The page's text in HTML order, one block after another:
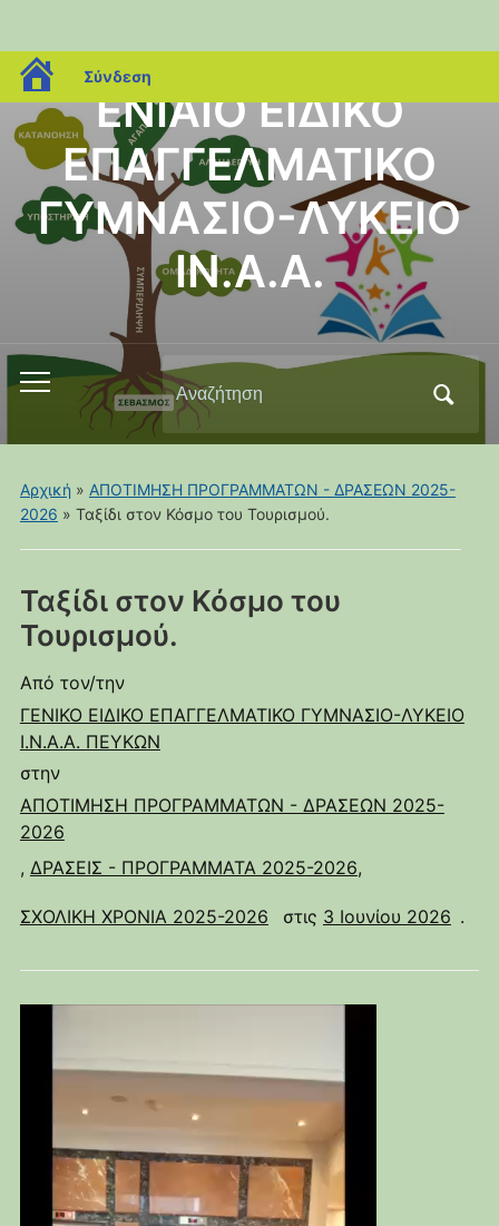
blogs.sch.gr
Σύνδεση
ΕΝΙΑΙΟ ΕΙΔΙΚΟ
ΕΠΑΓΓΕΛΜΑΤΙΚΟ
ΓΥΜΝΑΣΙΟ-ΛΥΚΕΙΟ
ΙΝ.Α.Α.
Εναλλαγή
μενού
για
κινητά
Αναζήτηση
για:
Αρχική » ΑΠΟΤΙΜΗΣΗ ΠΡΟΓΡΑΜΜΑΤΩΝ - ΔΡΑΣΕΩΝ 2025-
2026 » Ταξίδι στον Κόσμο του Τουρισμού.
Ταξίδι στον Κόσμο του
Τουρισμού.
Από τον/την
ΓΕΝΙΚΟ ΕΙΔΙΚΟ ΕΠΑΓΓΕΛΜΑΤΙΚΟ ΓΥΜΝΑΣΙΟ-ΛΥΚΕΙΟ
Ι.Ν.Α.Α. ΠΕΥΚΩΝ
στην
ΑΠΟΤΙΜΗΣΗ ΠΡΟΓΡΑΜΜΑΤΩΝ - ΔΡΑΣΕΩΝ 2025-
2026
, ΔΡΑΣΕΙΣ - ΠΡΟΓΡΑΜΜΑΤΑ 2025-2026,
ΣΧΟΛΙΚΗ ΧΡΟΝΙΑ 2025-2026 στις 3 Ιουνίου 2026 .
Βίντεο